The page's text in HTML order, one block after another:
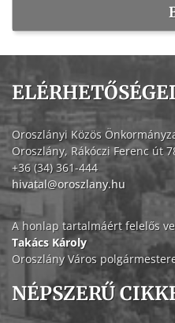
Oroszlányi Közös
Oroszlány, Rákóczi Ferenc út
+36 (34) 361-444
hivatal@oroszlany.hu
A honlap tartalmáért felelős
Takács Károly
Oroszlány Város
NÉPSZERŰ